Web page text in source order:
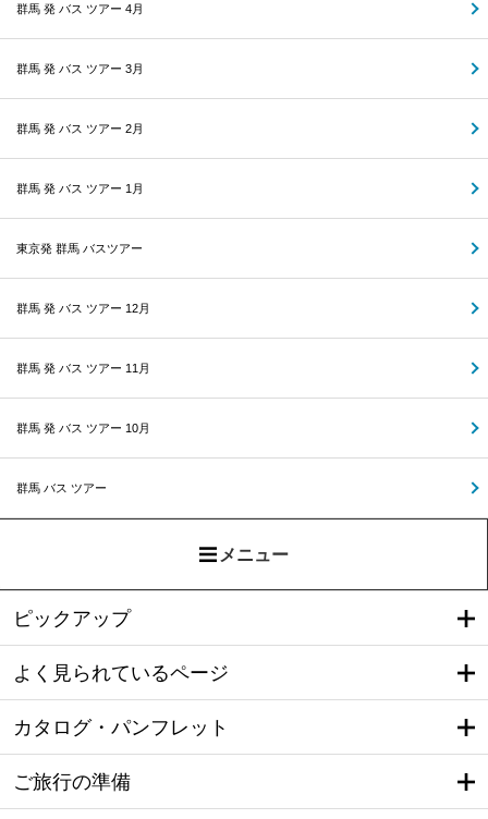
群馬 発 バス ツアー 4月
群馬 発 バス ツアー 3月
群馬 発 バス ツアー 2月
群馬 発 バス ツアー 1月
東京発 群馬 バスツアー
群馬 発 バス ツアー 12月
群馬 発 バス ツアー 11月
群馬 発 バス ツアー 10月
群馬 バス ツアー
メニュー
ピックアップ
よく見られているページ
カタログ・パンフレット
ご旅行の準備